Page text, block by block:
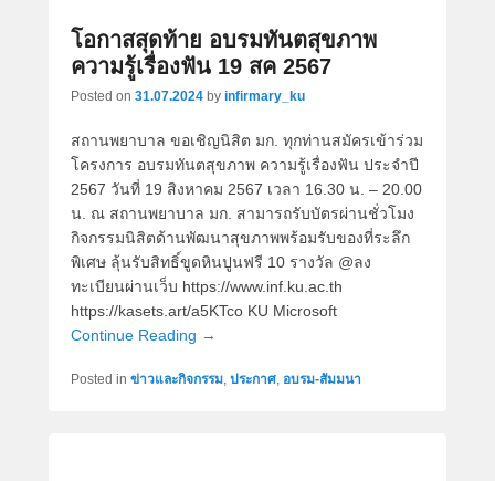
โอกาสสุดท้าย อบรมทันตสุขภาพ
ความรู้เรื่องฟัน 19 สค 2567
Posted on 31.07.2024 by infirmary_ku
สถานพยาบาล ขอเชิญนิสิต มก. ทุกท่านสมัครเข้าร่วม
โครงการ อบรมทันตสุขภาพ ความรู้เรื่องฟัน ประจำปี
2567 วันที่ 19 สิงหาคม 2567 เวลา 16.30 น. – 20.00
น. ณ สถานพยาบาล มก. สามารถรับบัตรผ่านชั่วโมง
กิจกรรมนิสิตด้านพัฒนาสุขภาพพร้อมรับของที่ระลึก
พิเศษ ลุ้นรับสิทธิ์ขูดหินปูนฟรี 10 รางวัล @ลง
ทะเบียนผ่านเว็บ https://www.inf.ku.ac.th
https://kasets.art/a5KTco KU Microsoft
Continue Reading →
Posted in ข่าวและกิจกรรม, ประกาศ, อบรม-สัมมนา